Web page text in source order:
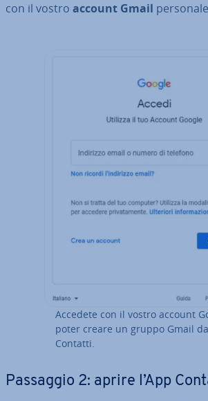
con il vostro account Gmail
Accedete con il vostro account
poter creare un gruppo Gmail
Contatti.
Passaggio 2: aprire l’App